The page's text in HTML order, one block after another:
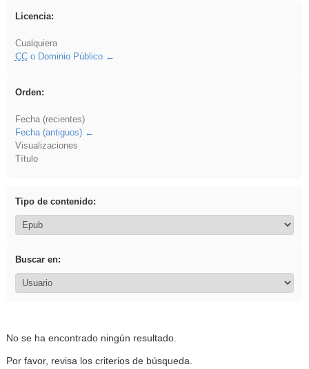
Licencia:
Cualquiera
CCo Dominio Público
Orden:
Fecha (recientes)
Fecha (antiguos)
Visualizaciones
Título
Tipo de contenido:
Buscar en:
No se ha encontrado ningún resultado.
Por favor, revisa los criterios de búsqueda.